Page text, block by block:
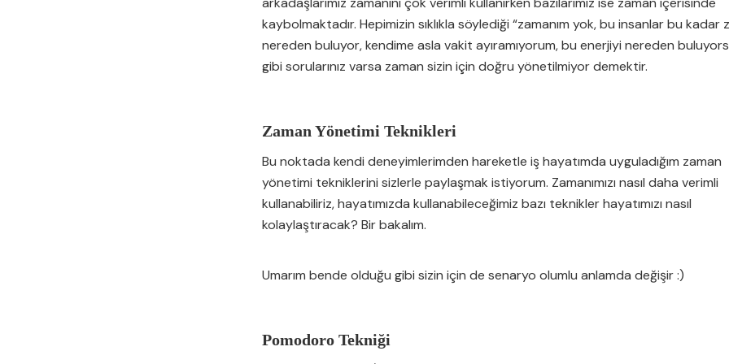
kaybolmaktadır. Hepimizin sıklıkla söylediği “zamanım yok, bu insanlar bu kadar
nereden buluyor, kendime asla vakit ayıramıyorum, bu enerjiyi nereden
gibi sorularınız varsa zaman sizin için doğru yönetilmiyor demektir.
Zaman Yönetimi Teknikleri
Bu noktada kendi deneyimlerimden hareketle iş hayatımda uyguladığım zaman
yönetimi tekniklerini sizlerle paylaşmak istiyorum. Zamanımızı nasıl daha verimli
kullanabiliriz, hayatımızda kullanabileceğimiz bazı teknikler hayatımızı nasıl
kolaylaştıracak? Bir bakalım.
Umarım bende olduğu gibi sizin için de senaryo olumlu anlamda değişir :)
Pomodoro Tekniği